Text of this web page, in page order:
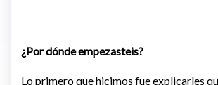
¿Por dónde empezasteis?
Lo primero que hicimos fue explicarles